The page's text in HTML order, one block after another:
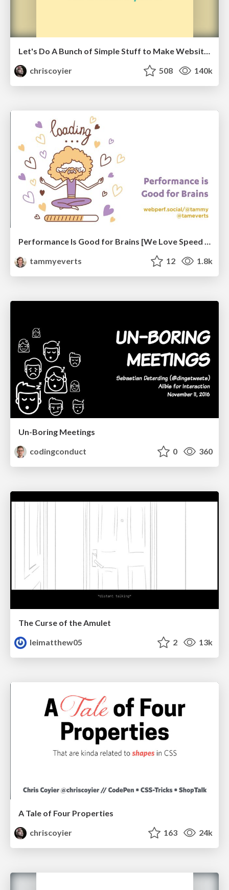
chriscoyier
508 140k
Performance Is Good for Brains [We Love Speed 2024]
tammyeverts
12 1.8k
Un-Boring Meetings
codingconduct
0 360
The Curse of the Amulet
leimatthew05
2 13k
A Tale of Four Properties
chriscoyier
163 24k